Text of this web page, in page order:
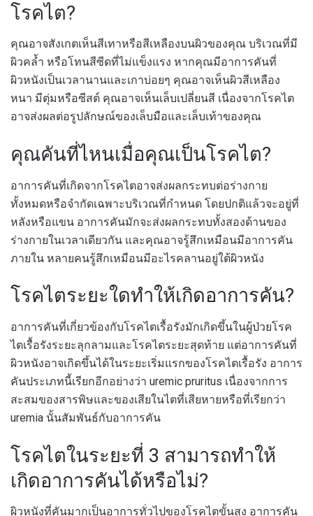
โรคไต?
คุณอาจสังเกตเห็นสีเทาหรือสีเหลืองบนผิวของคุณ บริเวณที่มี
ผิวคล้ำ หรือโทนสีซีดที่ไม่แข็งแรง หากคุณมีอาการคันที่
ผิวหนังเป็นเวลานานและเกาบ่อยๆ คุณอาจเห็นผิวสีเหลือง
หนา มีตุ่มหรือซีสต์ คุณอาจเห็นเล็บเปลี่ยนสี เนื่องจากโรคไต
อาจส่งผลต่อรูปลักษณ์ของเล็บมือและเล็บเท้าของคุณ
คุณคันที่ไหนเมื่อคุณเป็นโรคไต?
อาการคันที่เกิดจากโรคไตอาจส่งผลกระทบต่อร่างกาย
ทั้งหมดหรือจำกัดเฉพาะบริเวณที่กำหนด โดยปกติแล้วจะอยู่ที่
หลังหรือแขน อาการคันมักจะส่งผลกระทบทั้งสองด้านของ
ร่างกายในเวลาเดียวกัน และคุณอาจรู้สึกเหมือนมีอาการคัน
ภายใน หลายคนรู้สึกเหมือนมีอะไรคลานอยู่ใต้ผิวหนัง
โรคไตระยะใดทำให้เกิดอาการคัน?
อาการคันที่เกี่ยวข้องกับโรคไตเรื้อรังมักเกิดขึ้นในผู้ป่วยโรค
ไตเรื้อรังระยะลุกลามและโรคไตระยะสุดท้าย แต่อาการคันที่
ผิวหนังอาจเกิดขึ้นได้ในระยะเริ่มแรกของโรคไตเรื้อรัง อาการ
คันประเภทนี้เรียกอีกอย่างว่า uremic pruritus เนื่องจากการ
สะสมของสารพิษและของเสียในไตที่เสียหายหรือที่เรียกว่า
uremia นั้นสัมพันธ์กับอาการคัน
โรคไตในระยะที่ 3 สามารถทำให้
เกิดอาการคันได้หรือไม่?
ผิวหนังที่คันมากเป็นอาการทั่วไปของโรคไตขั้นสูง อาการคัน